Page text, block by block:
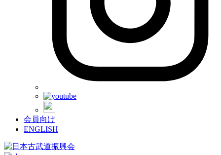
会員向け
ENGLISH